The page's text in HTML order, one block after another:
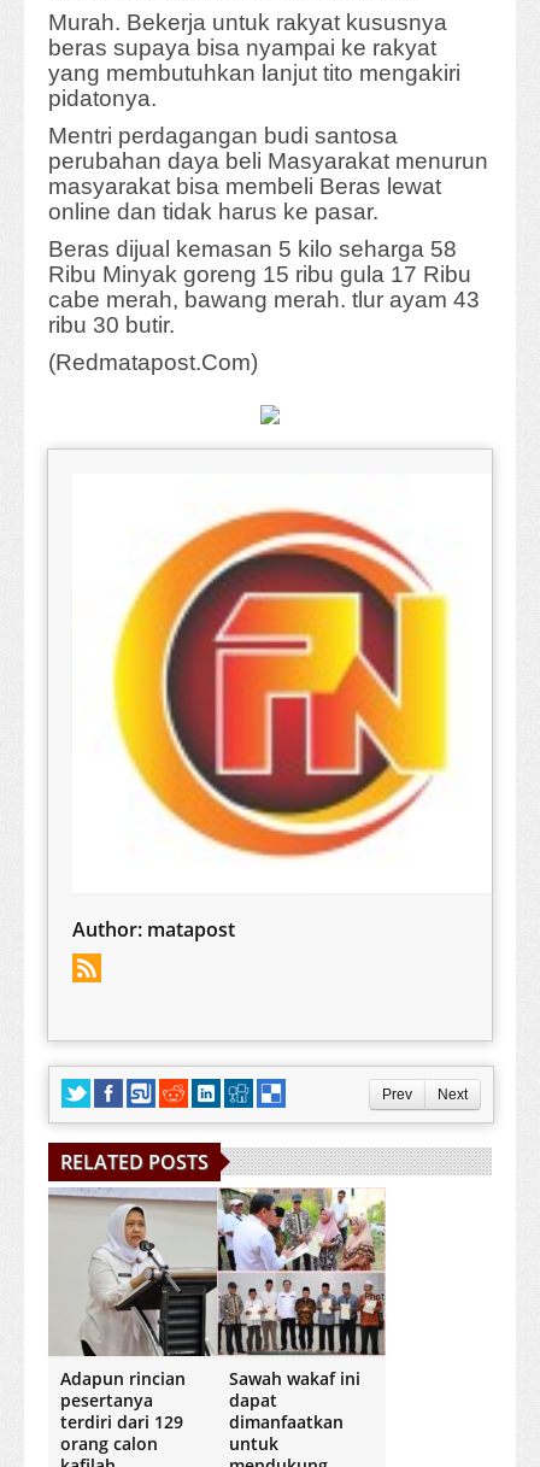
Murah. Bekerja untuk rakyat kususnya
beras supaya bisa nyampai ke rakyat
yang membutuhkan lanjut tito mengakiri
pidatonya.
Mentri perdagangan budi santosa
perubahan daya beli Masyarakat menurun
masyarakat bisa membeli Beras lewat
online dan tidak harus ke pasar.
Beras dijual kemasan 5 kilo seharga 58
Ribu Minyak goreng 15 ribu gula 17 Ribu
cabe merah, bawang merah. tlur ayam 43
ribu 30 butir.
(Redmatapost.Com)
Author: matapost
Prev Next
RELATED POSTS
Adapun rincian
pesertanya
terdiri dari 129
orang calon
Sawah wakaf ini
dapat
dimanfaatkan
untuk